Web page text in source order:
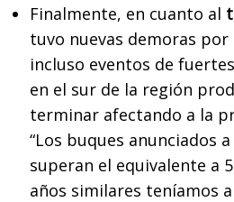
Finalmente, en cuanto al
tuvo nuevas demoras por
incluso eventos de
en el sur de la región
terminar afectando a la
“Los buques anunciados
superan el equivalente a
años similares teníamos